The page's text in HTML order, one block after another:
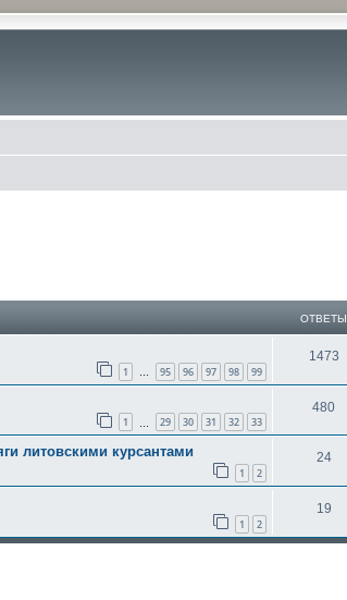
ОТВЕТЫ
1 … 95 96 97 98 99
1473
1 29 30 31 32 33
480
литовскими курсантами
1 2
24
1 2
19